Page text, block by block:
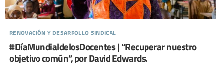
renovación y desarrollo sindical
#DíaMundialdelosDocentes | “Recuperar nuestro
objetivo común”, por David Edwards.